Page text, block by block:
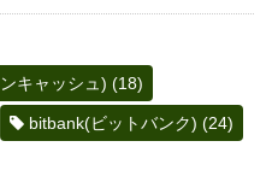
キャッシュ) (18)
bitbank(ビットバンク) (24)